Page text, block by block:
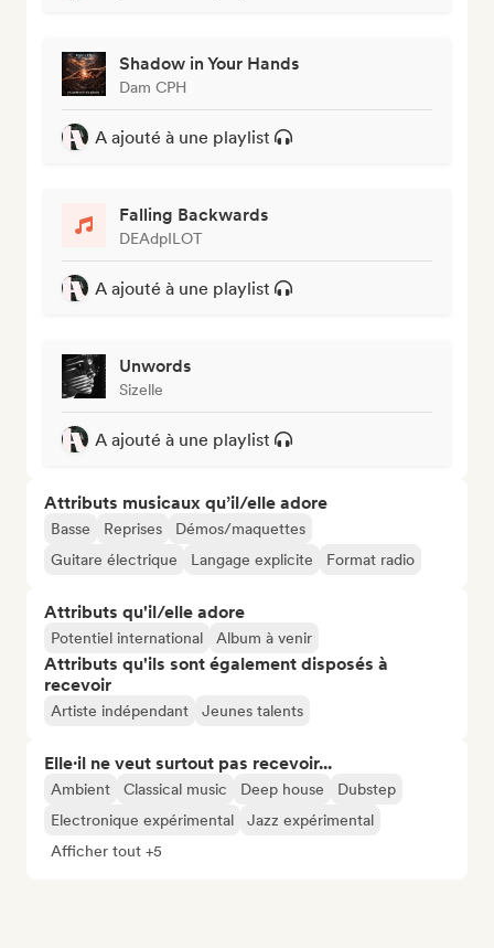
Shadow in Your Hands
Dam CPH
A ajouté à une playlist
Falling Backwards
DEAdpILOT
A ajouté à une playlist
Unwords
Sizelle
A ajouté à une playlist
Attributs musicaux qu’il/elle adore
Basse Reprises
Démos/maquettes
Guitare électrique
Langage explicite Format radio
Attributs qu'il/elle adore
Potentiel international Album à venir
Attributs qu'ils sont également disposés à
recevoir
Artiste indépendant Jeunes talents
Elle·il ne veut surtout pas recevoir...
Ambient Classical music Deep house
Dubstep
Electronique expérimental
Jazz expérimental
Afficher tout +5